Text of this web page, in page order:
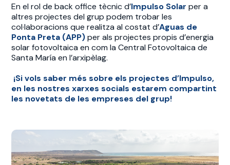
En el rol de back office tècnic d’Impulso Solar per a
altres projectes del grup podem trobar les
col·laboracions que realitza al costat d’Aguas de
Ponta Preta (APP)per als projectes propis d’energia
solar fotovoltaica en com la Central Fotovoltaica de
Santa María en l’arxipèlag.
¡Si vols saber més sobre els projectes d’Impulso,
en les nostres xarxes socials estarem compartint
les novetats de les empreses del grup!